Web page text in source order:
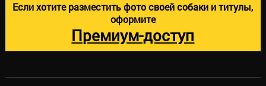
Если хотите разместить фото своей собаки и титулы,
оформите
Премиум-доступ